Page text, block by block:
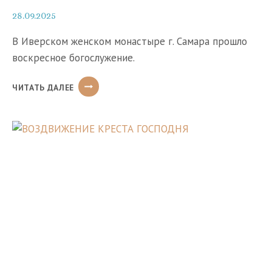
28.09.2025
В Иверском женском монастыре г. Самара прошло
воскресное богослужение.
ЧИТАТЬ ДАЛЕЕ
НЕДЕЛЯ
16-
ПЯТИДЕСЯТНИЦЕ.